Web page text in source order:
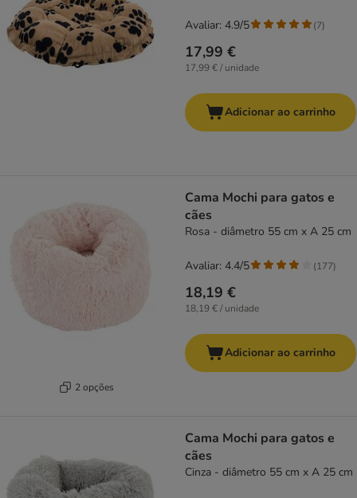
17,99 €
17,99 € / unidade
Avaliar: 4.9/5 (7)
Adicionar ao carrinho
2 opções
Cama Mochi para gatos e
cães
Rosa - diâmetro 55 cm x A 25 cm
18,19 €
18,19 € / unidade
Avaliar: 4.4/5 (177)
Adicionar ao carrinho
Cama Mochi para gatos e
cães
Cinza - diâmetro 55 cm x A 25 cm